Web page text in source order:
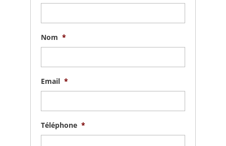
Nom *
Email *
Téléphone *